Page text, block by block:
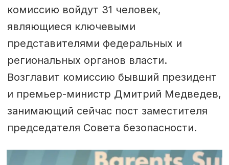
комиссию войдут 31 человек,
являющиеся ключевыми
представителями федеральных и
региональных органов власти.
Возглавит комиссию бывший президент
и премьер-министр Дмитрий Медведев,
занимающий сейчас пост заместителя
председателя Совета безопасности.